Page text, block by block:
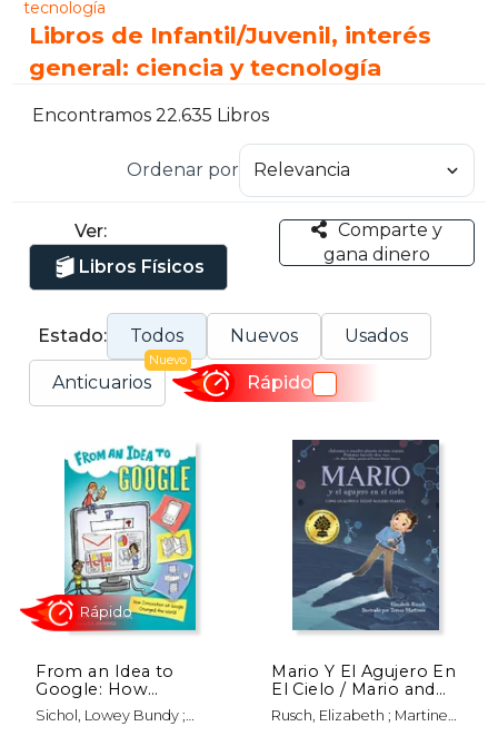
tecnología
Libros de Infantil/Juvenil, interés
general: ciencia y tecnología
Encontramos 22.635 Libros
Ordenar por
Ver:
Libros Físicos
Comparte y
gana dinero
Estado: Todos Nuevos Usados
Anticuarios
Nuevo
Rápido
From an Idea to
Google: How
Innovation at Google
Changed the World
Sichol, Lowey Bundy ;
Mario Y El Agujero En
El Cielo / Mario and
the Hole in the Sky:
Cómo Un Químico
Rusch, Elizabeth ; Martinez,